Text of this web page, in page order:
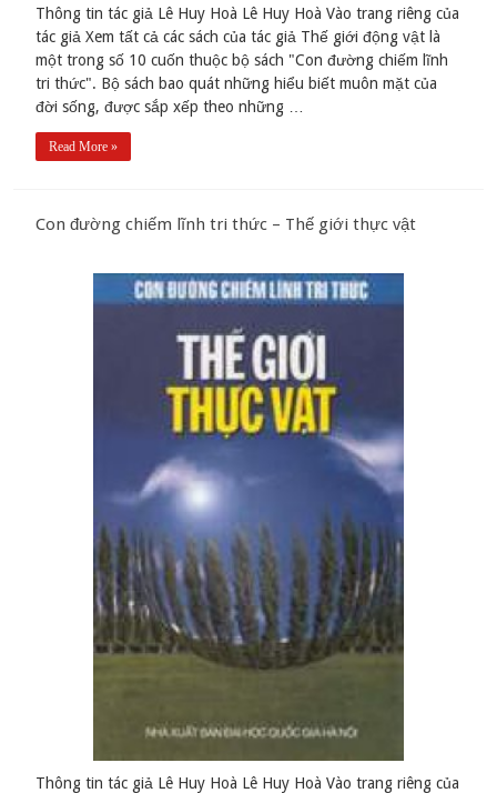
Thông tin tác giả Lê Huy Hoà Lê Huy Hoà Vào trang riêng của
tác giả Xem tất cả các sách của tác giả Thế giới động vật là
một trong số 10 cuốn thuộc bộ sách "Con đường chiếm lĩnh
tri thức". Bộ sách bao quát những hiểu biết muôn mặt của
đời sống, được sắp xếp theo những …
Read More »
Con đường chiếm lĩnh tri thức – Thế giới thực vật
Thông tin tác giả Lê Huy Hoà Lê Huy Hoà Vào trang riêng của